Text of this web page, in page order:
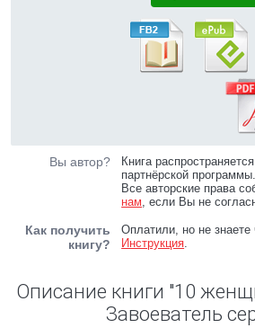
Вы автор?
Книга
партнёрской программы.
Все авторские права
нам, если Вы не
Как получить
книгу?
Оплатили, но не
Инструкция.
Описание книги "10
Завоеватель